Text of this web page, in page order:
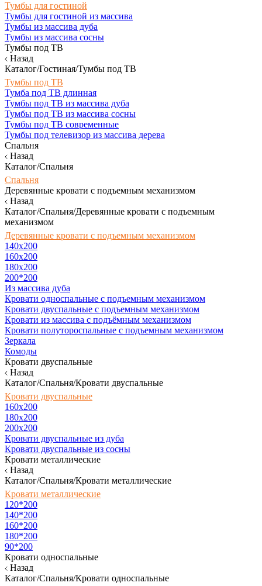
Тумбы для гостиной
Тумбы для гостиной из массива
Тумбы из массива дуба
Тумбы из массива сосны
Тумбы под ТВ
Назад
Каталог/Гостиная/Тумбы под ТВ
Тумбы под ТВ
Тумба под ТВ длинная
Тумбы под ТВ из массива дуба
Тумбы под ТВ из массива сосны
Тумбы под ТВ современные
Тумбы под телевизор из массива дерева
Спальня
Назад
Каталог/Спальня
Спальня
Деревянные кровати с подъемным механизмом
Назад
Каталог/Спальня/Деревянные кровати с подъемным
механизмом
Деревянные кровати с подъемным механизмом
140x200
160х200
180х200
200*200
Из массива дуба
Кровати односпальные с подъемным механизмом
Кровати двуспальные с подъемным механизмом
Кровати из массива с подъёмным механизмом
Кровати полутороспальные с подъемным механизмом
Зеркала
Комоды
Кровати двуспальные
Назад
Каталог/Спальня/Кровати двуспальные
Кровати двуспальные
160х200
180x200
200x200
Кровати двуспальные из дуба
Кровати двуспальные из сосны
Кровати металлические
Назад
Каталог/Спальня/Кровати металлические
Кровати металлические
120*200
140*200
160*200
180*200
90*200
Кровати односпальные
Назад
Каталог/Спальня/Кровати односпальные